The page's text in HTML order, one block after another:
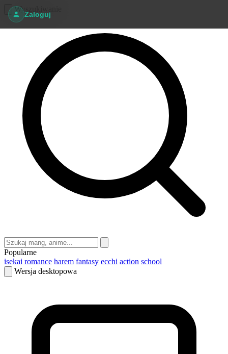
Zaloguj
Wyszukiwanie
Popularne
isekai romance harem fantasy ecchi action school
Wersja desktopowa